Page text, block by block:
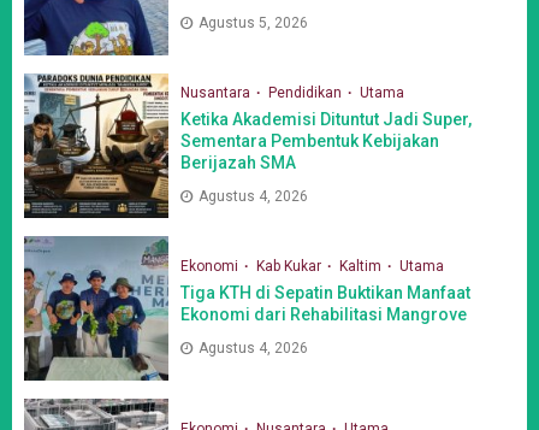
Agustus 5, 2026
Nusantara Pendidikan Utama
Ketika Akademisi Dituntut Jadi Super,
Sementara Pembentuk Kebijakan
Berijazah SMA
Agustus 4, 2026
Ekonomi Kab Kukar Kaltim Utama
Tiga KTH di Sepatin Buktikan Manfaat
Ekonomi dari Rehabilitasi Mangrove
Agustus 4, 2026